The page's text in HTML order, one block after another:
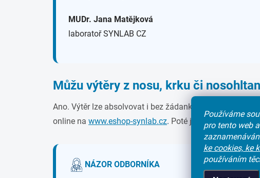
Používáme
pro tento web
ke cookies, ke
používáním
MUDr. Jana Matějková
laboratoř SYNLAB CZ
Můžu výtěry z nosu, krku či
Ano. Výtěr lze absolvovat i bez žádanky jako
online na www.eshop-synlab.cz. Poté již stačí
NÁZOR ODBORNÍKA